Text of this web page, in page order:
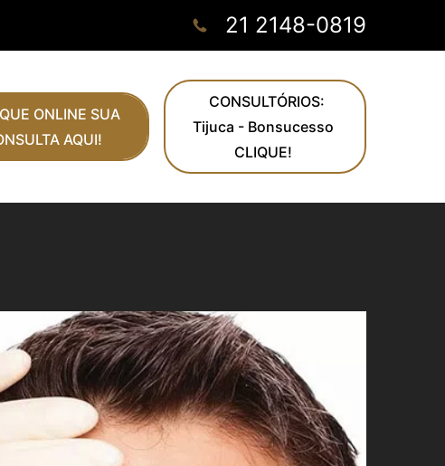
ONLINE SUA
AQUI!
CONSULTÓRIOS:
Tijuca - Bonsucesso
CLIQUE!
21 2148-0819